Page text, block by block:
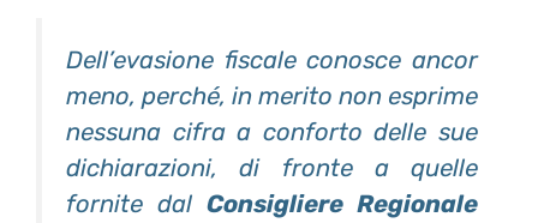
Dell’evasione fiscale conosce ancor
meno, perché, in merito non esprime
nessuna cifra a conforto delle sue
dichiarazioni, di fronte a quelle
fornite dal Consigliere Regionale